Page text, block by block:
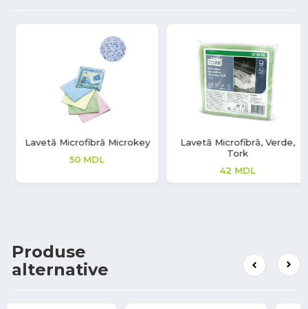
Lavetă Microfibră, Verde,
Lavetă Eco Microfibră
MDL
Produse
alternative